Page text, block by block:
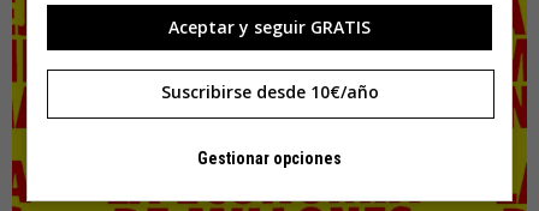
Aceptar y seguir GRATIS
Suscribirse desde 10€/año
Gestionar opciones